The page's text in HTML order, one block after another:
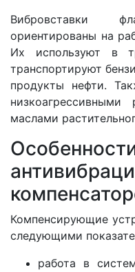
Вибровставки
ориентированы на
Их используют в
транспортируют
продукты нефти.
маслами
Компенсирующие
следующими
работа в